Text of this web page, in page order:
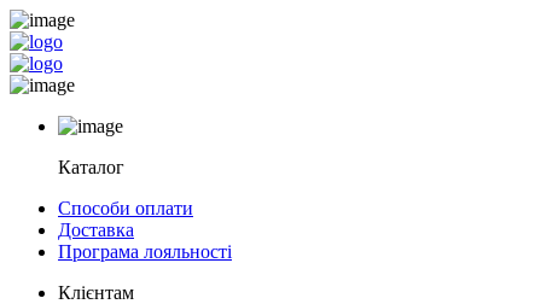
Каталог
Способи оплати
Доставка
Програма лояльності
Клієнтам